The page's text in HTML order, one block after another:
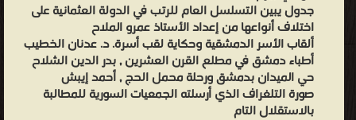
جدول يبين التسلسل العام للرتب في الدولة العثمانية على
اختلاف أنواعها من إعداد الأستاذ عمرو الملاح
ألقاب الأسر الدمشقية وحكاية لقب أسرة. د. عدنان الخطيب
أطباء دمشق في مطلع القرن العشرين , بدر الدين الشلاح
حي الميدان بدمشق ورحلة محمل الحج , أحمد إيبش
صورة التلغراف الذي أرسلته الجمعيات السورية للمطالبة
بالاستقلال التام